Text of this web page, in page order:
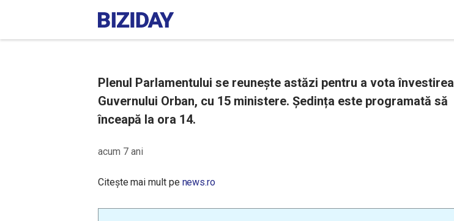
Plenul Parlamentului se reunește astăzi pentru a vota învestirea
Guvernului Orban, cu 15 ministere. Ședința este programată să
înceapă la ora 14.
acum 7 ani
Citește mai mult pe news.ro